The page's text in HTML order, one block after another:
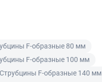
F-образные 80 мм
F-образные 100 мм
Струбцины F-образные 140 мм